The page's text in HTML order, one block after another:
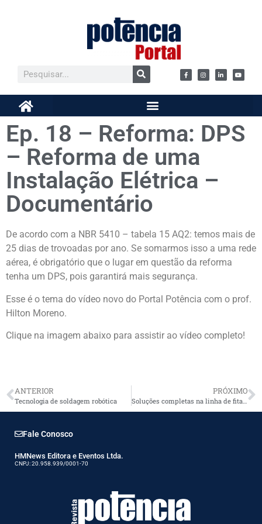
Ep. 18 – Reforma: DPS
– Reforma de uma
Instalação Elétrica –
Documentário
De acordo com a NBR 5410 – tabela 15 AQ2: temos mais de
25 dias de trovoadas por ano. Se somarmos isso a uma rede
aérea, é obrigatório que o lugar em questão da reforma
tenha um DPS, pois garantirá mais segurança.
Esse é o tema do vídeo novo do Portal Potência com o prof.
Hilton Moreno.
Clique na imagem abaixo para assistir ao vídeo completo!
ANTERIOR
Tecnologia de soldagem robótica
PRÓXIMO
Soluções completas na linha de fitas isolantes
Fale Conosco
HMNews Editora e Eventos Ltda.
CNPJ: 20.958.939/0001-70